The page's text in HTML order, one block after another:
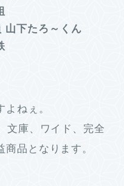
山下たろ～くん
ねぇ。
文庫、ワイド、完全
品となります。